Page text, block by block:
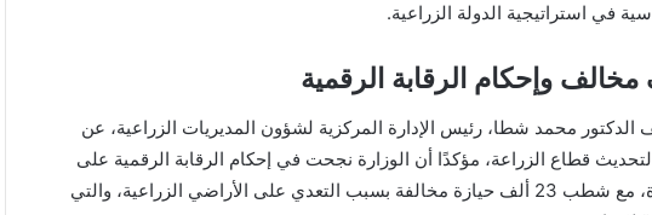
في استراتيجية الدولة الزراعية.
محمد شطا، رئيس الإدارة المركزية لشؤون المديريات الزراعية، عن
قطاع الزراعة، مؤكدًا أن الوزارة نجحت في إحكام الرقابة الرقمية على
منظومة توزيع الأسمدة، مع شطب 23 ألف حيازة مخالفة بسبب التعدي على الأراضي الزراعية، والتي